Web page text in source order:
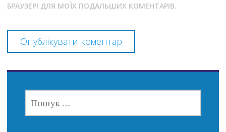
БРАУЗЕРІ ДЛЯ МОЇХ ПОДАЛЬШИХ КОМЕНТАРІВ.